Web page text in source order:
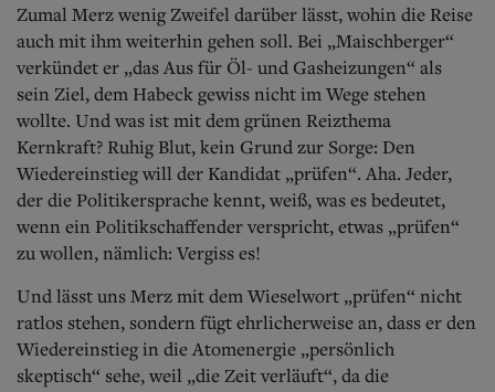
Zumal Merz wenig Zweifel darüber lässt, wohin die Reise
auch mit ihm weiterhin gehen soll. Bei „Maischberger“
verkündet er „das Aus für Öl- und Gasheizungen“ als
sein Ziel, dem Habeck gewiss nicht im Wege stehen
wollte. Und was ist mit dem grünen Reizthema
Kernkraft? Ruhig Blut, kein Grund zur Sorge: Den
Wiedereinstieg will der Kandidat „prüfen“. Aha. Jeder,
der die Politikersprache kennt, weiß, was es bedeutet,
wenn ein Politikschaffender verspricht, etwas „prüfen“
zu wollen, nämlich: Vergiss es!
Und lässt uns Merz mit dem Wieselwort „prüfen“ nicht
ratlos stehen, sondern fügt ehrlicherweise an, dass er den
Wiedereinstieg in die Atomenergie „persönlich
skeptisch“ sehe, weil „die Zeit verläuft“, da die